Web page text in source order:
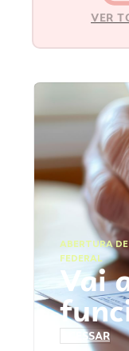
VER
ABERTURA
FEDERAL
Vai
ACESSAR